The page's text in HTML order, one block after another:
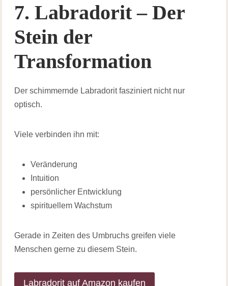
7. Labradorit – Der
Stein der
Transformation
Der schimmernde Labradorit fasziniert nicht nur
optisch.
Viele verbinden ihn mit:
Veränderung
Intuition
persönlicher Entwicklung
spirituellem Wachstum
Gerade in Zeiten des Umbruchs greifen viele
Menschen gerne zu diesem Stein.
Labradorit auf Amazon kaufen